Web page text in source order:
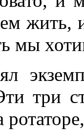
жить,
мы
три